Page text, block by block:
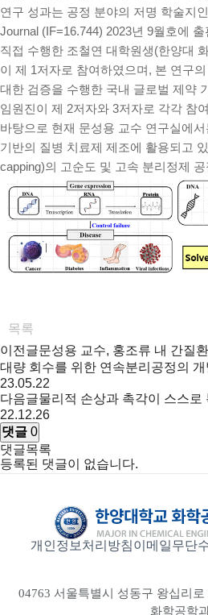
연구 성과는 공정 분야의 저명 학술지
Journal (IF=16.744) 2023년 9월호에
직접 수행한 조철연 대학원생(한양대
이 제 1저자로 참여하였으며, 본 연구
대한 검증을 수행한 국내 글로벌 제약
임원진이 제 2저자와 3저자로 각각 참
바탕으로 현재 문성용 교수 연구실에
기반의 질병 치료제 제조에 활용되고
capping)의 고순도 및 고속 분리정제
목록
이전글문성용 교수, 홍조류 내 간질
대량 회수를 위한 연속분리공정의 개
23.05.22
다음글물리적 손상과 촉각이 스스
22.12.26
댓글 0
댓글목록
등록된 댓글이 없습니다.
개인정보처리방침이메일무단
04763 서울특별시 성동구 왕십리
화학공학